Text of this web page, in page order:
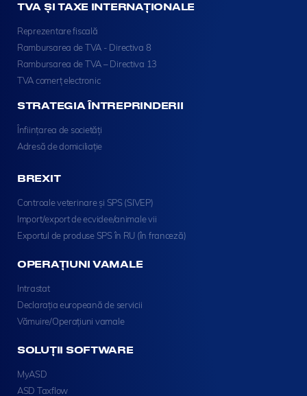
TVA ȘI TAXE INTERNAȚIONALE
Reprezentare fiscală
Rambursarea de TVA - Directiva 8
Rambursarea de TVA – Directiva 13
TVA comerț electronic
STRATEGIA ÎNTREPRINDERII
Înființarea de societăți
Adresă de domiciliație
BREXIT
Controale veterinare și SPS (SIVEP)
Import/export de ecvidee/animale vii
Exportul de produse SPS în RU (în franceză)
OPERAȚIUNI VAMALE
Intrastat
Declarația europeană de servicii
Vămuire/Operațiuni vamale
SOLUȚII SOFTWARE
MyASD
ASD Taxflow